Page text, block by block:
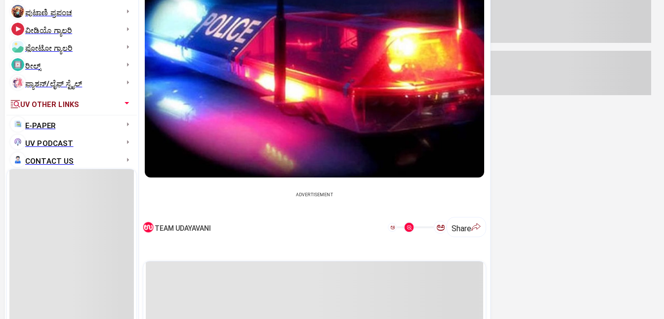
ಪುಟಾಣಿ ಪ್ರಪಂಚ
ವೀಡಿಯೊ ಗ್ಯಾಲರಿ
ಫೋಟೋ ಗ್ಯಾಲರಿ
ರೀಲ್ಸ್
ಫ್ಯಾಶನ್/ಲೈಫ್‌ ಸ್ಟೈಲ್
UV OTHER LINKS
E-PAPER
UV PODCAST
CONTACT US
ADVERTISEMENT
TEAM UDAYAVANI ಅ ಅ Share